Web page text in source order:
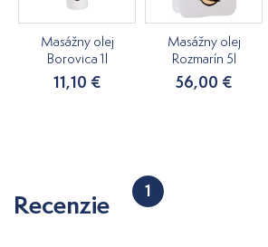
Masážny olej
Borovica 1l
11,10 €
Masážny olej
Rozmarín 5l
56,00 €
Recenzie 1